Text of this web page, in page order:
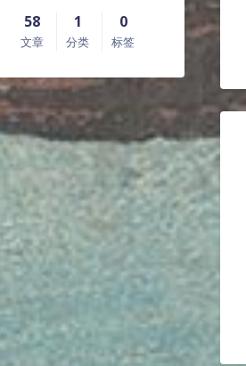
58
文章
1
分类
0
标签